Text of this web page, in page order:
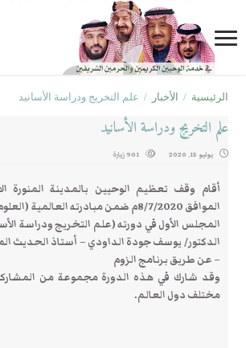
الرئيسية / الأخبار / علم التخريج ودراسة الأسانيد
علم التخريج ودراسة الأسانيد
يوليو 15, 2020 901 زيارة
الموافق 8/7/2020م ضمن مبادرته
المجلس الأول في دورته (علم التخريج ودراسة
الدكتور/ يوسف جودة الداودي – أستاذ الحديث
– عن طريق برنامج الزوم
وقد شارك في هذه الدورة مجموعة من
مختلف دول العالم.